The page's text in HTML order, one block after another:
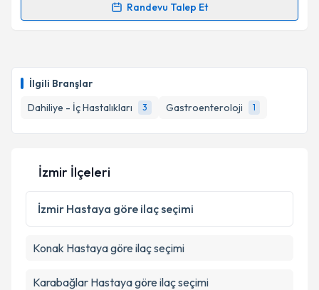
İlgili Branşlar
Dahiliye - İç Hastalıkları
3 Gastroenteroloji 1
Randevu Talep Et
Randevu Takvimi Talebi
takvim hazırlandığında e-posta ile bilgilendireceğiz.
Kişisel verilerimin işlenmesine ilişkinAydınlatma
Metni
'ni okudum ve kişisel verilerimin belirtilen
kapsamda işlenmesini kabul ediyorum.
İzmir İlçeleri
İzmir Hastaya göre ilaç seçimi
Konak Hastaya göre ilaç seçimi
Karabağlar Hastaya göre ilaç seçimi